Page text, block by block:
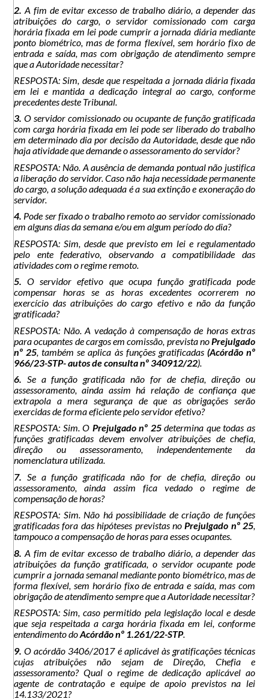
2. A fim de evitar excesso de trabalho diário, a depender das
atribuições do cargo, o servidor comissionado com carga
horária fixada em lei pode cumprir a jornada diária mediante
ponto biométrico, mas de forma flexível, sem horário fixo de
entrada e saída, mas com obrigação de atendimento sempre
que a Autoridade necessitar?
RESPOSTA: Sim, desde que respeitada a jornada diária fixada
em lei e mantida a dedicação integral ao cargo, conforme
precedentes deste Tribunal.
3. O servidor comissionado ou ocupante de função gratificada
com carga horária fixada em lei pode ser liberado do trabalho
em determinado dia por decisão da Autoridade, desde que não
haja atividade que demande o assessoramento do servidor?
RESPOSTA: Não. A ausência de demanda pontual não justifica
a liberação do servidor. Caso não haja necessidade permanente
do cargo, a solução adequada é a sua extinção e exoneração do
servidor.
4. Pode ser fixado o trabalho remoto ao servidor comissionado
em alguns dias da semana e/ou em algum período do dia?
RESPOSTA: Sim, desde que previsto em lei e regulamentado
pelo ente federativo, observando a compatibilidade das
atividades com o regime remoto.
5. O servidor efetivo que ocupa função gratificada pode
compensar horas se as horas excedentes ocorrerem no
exercício das atribuições do cargo efetivo e não da função
gratificada?
RESPOSTA: Não. A vedação à compensação de horas extras
para ocupantes de cargos em comissão, prevista no Prejulgado
nº 25 , também se aplica às funções gratificadas (Acórdão nº
966/23-STP- autos de consulta nº 340912/22).
6. Se a função gratificada não for de chefia, direção ou
assessoramento, ainda assim há relação de confiança que
extrapola a mera segurança de que as obrigações serão
exercidas de forma eficiente pelo servidor efetivo?
RESPOSTA: Sim. O Prejulgado nº 25determina que todas as
funções gratificadas devem envolver atribuições de chefia,
direção ou assessoramento, independentemente da
nomenclatura utilizada.
7. Se a função gratificada não for de chefia, direção ou
assessoramento, ainda assim fica vedado o regime de
compensação de horas?
RESPOSTA: Sim. Não há possibilidade de criação de funções
gratificadas fora das hipóteses previstas noPrejulgado nº 25,
tampouco a compensação de horas para esses ocupantes.
8. A fim de evitar excesso de trabalho diário, a depender das
atribuições da função gratificada, o servidor ocupante pode
cumprir a jornada semanal mediante ponto biométrico, mas de
forma flexível, sem horário fixo de entrada e saída, mas com
obrigação de atendimento sempre que a Autoridade necessitar?
RESPOSTA: Sim, caso permitido pela legislação local e desde
que seja respeitada a carga horária fixada em lei, conforme
entendimento doAcórdão nº 1.261/22-STP.
9. O acórdão 3406/2017 é aplicável às gratificações técnicas
cujas atribuições não sejam de Direção, Chefia e
assessoramento? Qual o regime de dedicação aplicável ao
agente de contratação e equipe de apoio previstos na lei
14.133/2021?